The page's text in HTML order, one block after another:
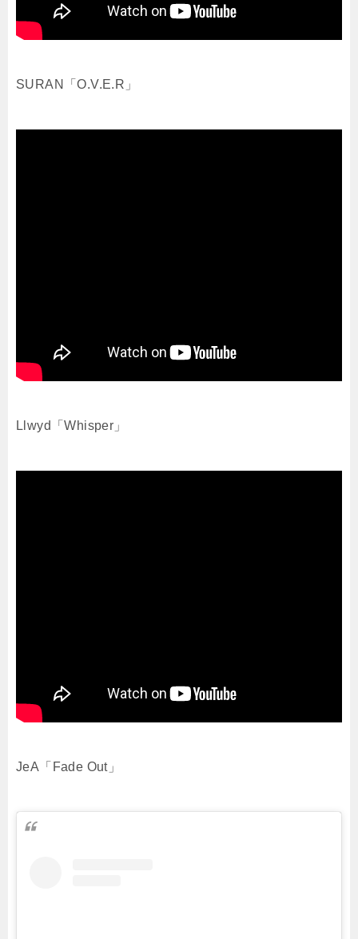
SURAN「O.V.E.R」
Llwyd「Whisper」
JeA「Fade Out」